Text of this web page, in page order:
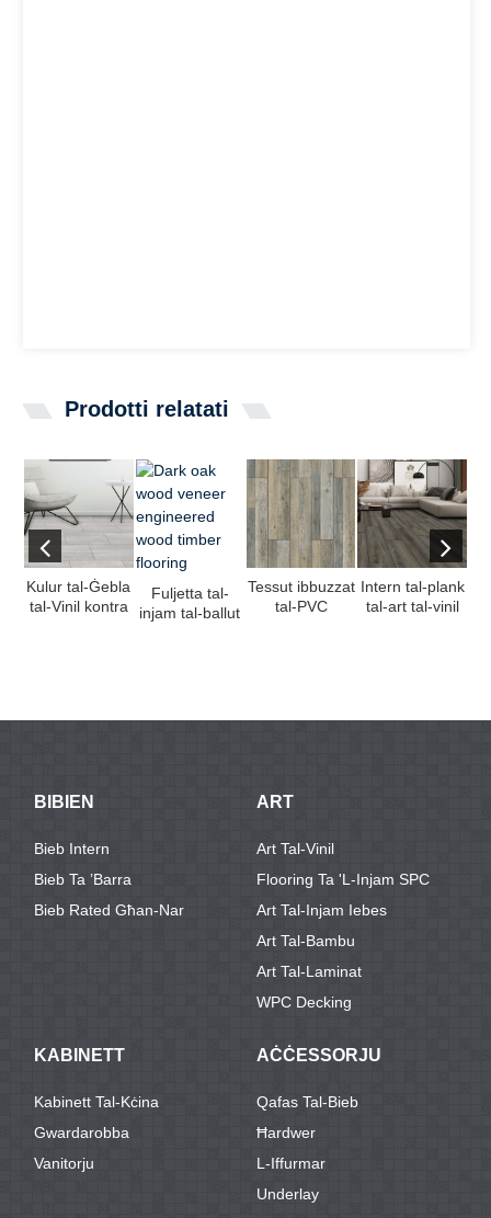
Prodotti relatati
Kulur tal-Ġebla
tal-Vinil kontra
Fuljetta tal-
injam tal-ballut
Tessut ibbuzzat
tal-PVC
Intern tal-plank
tal-art tal-vinil
BIBIEN
Bieb Intern
Bieb Ta ’barra
Bieb Rated Għan-Nar
ART
Art Tal-Vinil
Flooring Ta 'l-Injam SPC
Art Tal-Injam Iebes
Art Tal-Bambu
Art Tal-Laminat
WPC Decking
KABINETT
Kabinett Tal-Kċina
Gwardarobba
Vanitorju
AĊĊESSORJU
Qafas Tal-Bieb
Ħardwer
L-Iffurmar
Underlay